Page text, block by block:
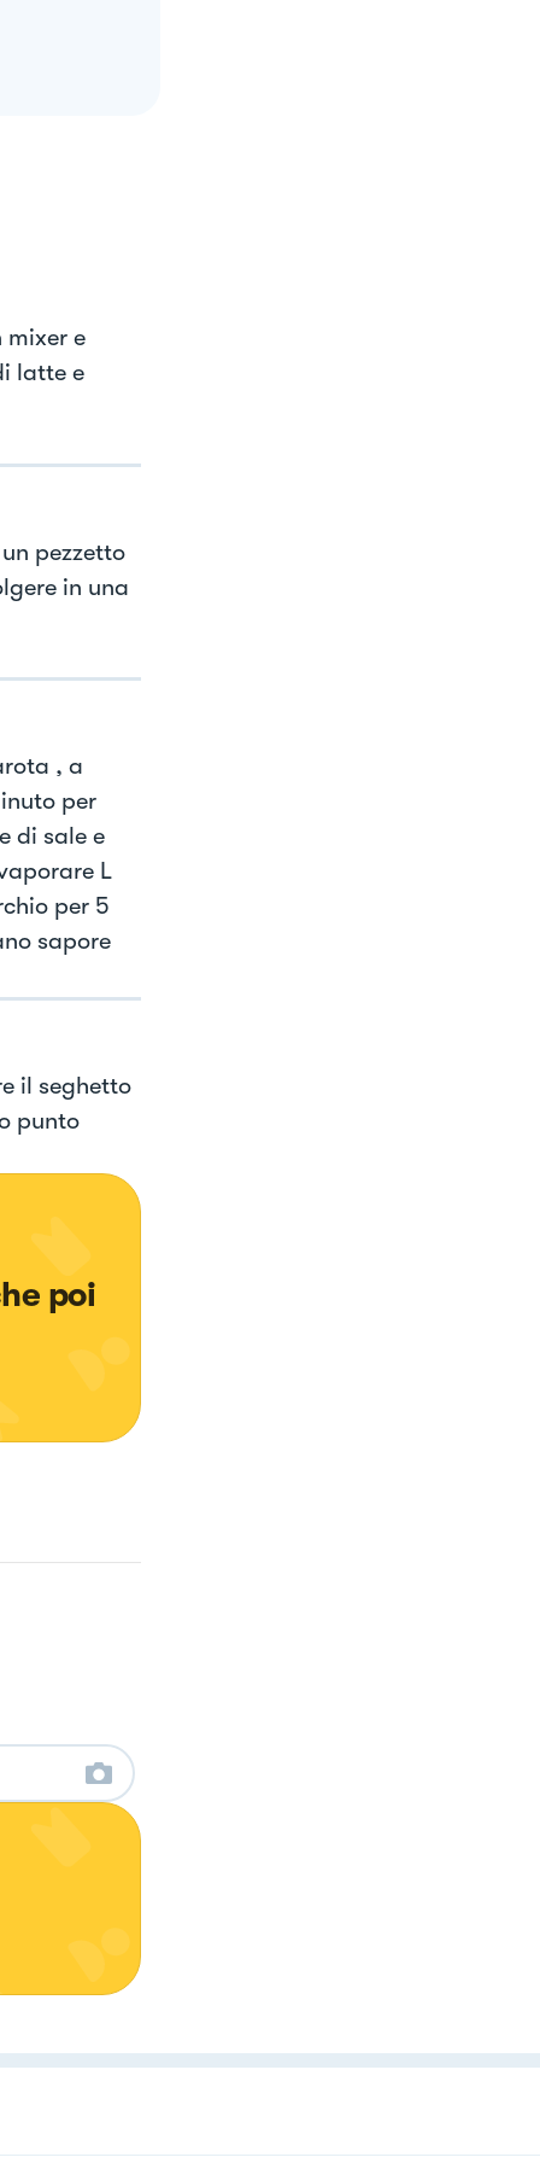
e
latte e
pezzetto
in una
, a
per
di sale e
L
per 5
sapore
il seghetto
punto
poi